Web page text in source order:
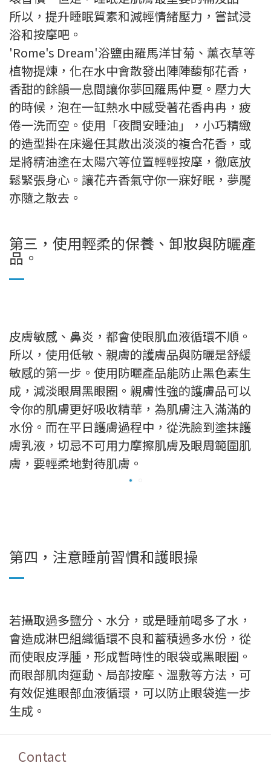
所以，提升睡眠質素和減輕情緒壓力，嘗試浸
浴和按摩吧。
'Rome's Dream'浴鹽由羅馬洋甘菊、薰衣草等
植物提煉，化在水中會散發出陣陣馥郁花香，
香甜的餘韻一息間讓你夢回羅馬仲夏。壓力大
的時候，泡在一缸熱水中感受著花香冉冉，疲
倦一洗而空。使用「夜間安睡油」，小巧精緻
的造型掛在床邊任其散出淡淡的複合花香，或
是將精油塗在太陽穴等位置輕輕按摩，徹底放
鬆緊張身心。讓花卉香氣守你一寐好眠，夢魘
亦隨之散去。
第三，使用輕柔的保養、卸妝與防曬產
品。
皮膚敏感、鼻炎，都會使眼肌血液循環不順。
所以，使用低敏、親膚的護膚品與防曬是舒緩
敏感的第一步。使用防曬產品能防止黑色素生
成，減淡眼周黑眼圈。親膚性強的護膚品可以
令你的肌膚更好吸收精華，為肌膚注入滿滿的
水份。而在平日護膚過程中，從洗臉到塗抹護
膚乳液，切忌不可用力摩擦肌膚及眼周範圍肌
膚，要輕柔地對待肌膚。
第四，注意睡前習慣和護眼操
若攝取過多鹽分、水分，或是睡前喝多了水，
會造成淋巴組織循環不良和蓄積過多水份，從
而使眼皮浮腫，形成暫時性的眼袋或黑眼圈。
而眼部肌肉運動、局部按摩、溫敷等方法，可
有效促進眼部血液循環，可以防止眼袋進一步
生成。
Contact